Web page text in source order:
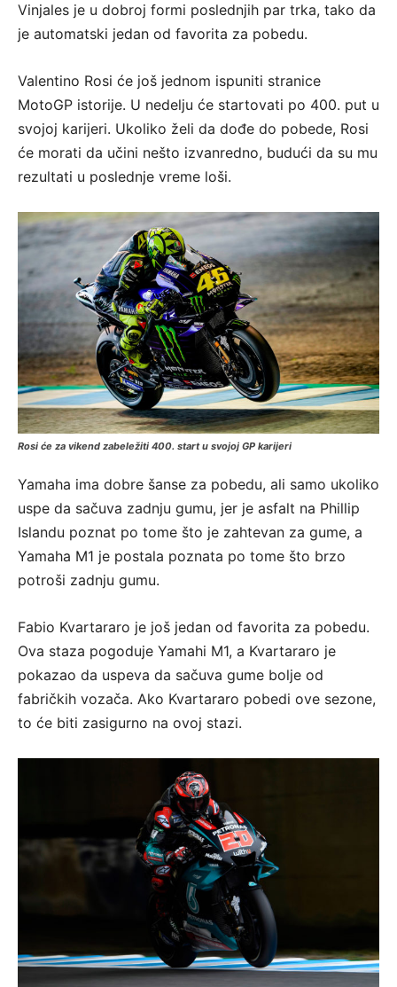
Vinjales je u dobroj formi poslednjih par trka, tako da
je automatski jedan od favorita za pobedu.
Valentino Rosi će još jednom ispuniti stranice
MotoGP istorije. U nedelju će startovati po 400. put u
svojoj karijeri. Ukoliko želi da dođe do pobede, Rosi
će morati da učini nešto izvanredno, budući da su mu
rezultati u poslednje vreme loši.
Rosi će za vikend zabeležiti 400. start u svojoj GP karijeri
Yamaha ima dobre šanse za pobedu, ali samo ukoliko
uspe da sačuva zadnju gumu, jer je asfalt na Phillip
Islandu poznat po tome što je zahtevan za gume, a
Yamaha M1 je postala poznata po tome što brzo
potroši zadnju gumu.
Fabio Kvartararo je još jedan od favorita za pobedu.
Ova staza pogoduje Yamahi M1, a Kvartararo je
pokazao da uspeva da sačuva gume bolje od
fabričkih vozača. Ako Kvartararo pobedi ove sezone,
to će biti zasigurno na ovoj stazi.